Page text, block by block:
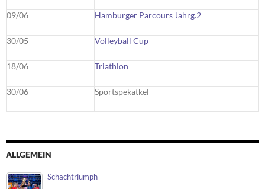
09/06 Hamburger Parcours Jahrg.2
30/05 Volleyball Cup
18/06 Triathlon
30/06 Sportspekatkel
ALLGEMEIN
Schachtriumph